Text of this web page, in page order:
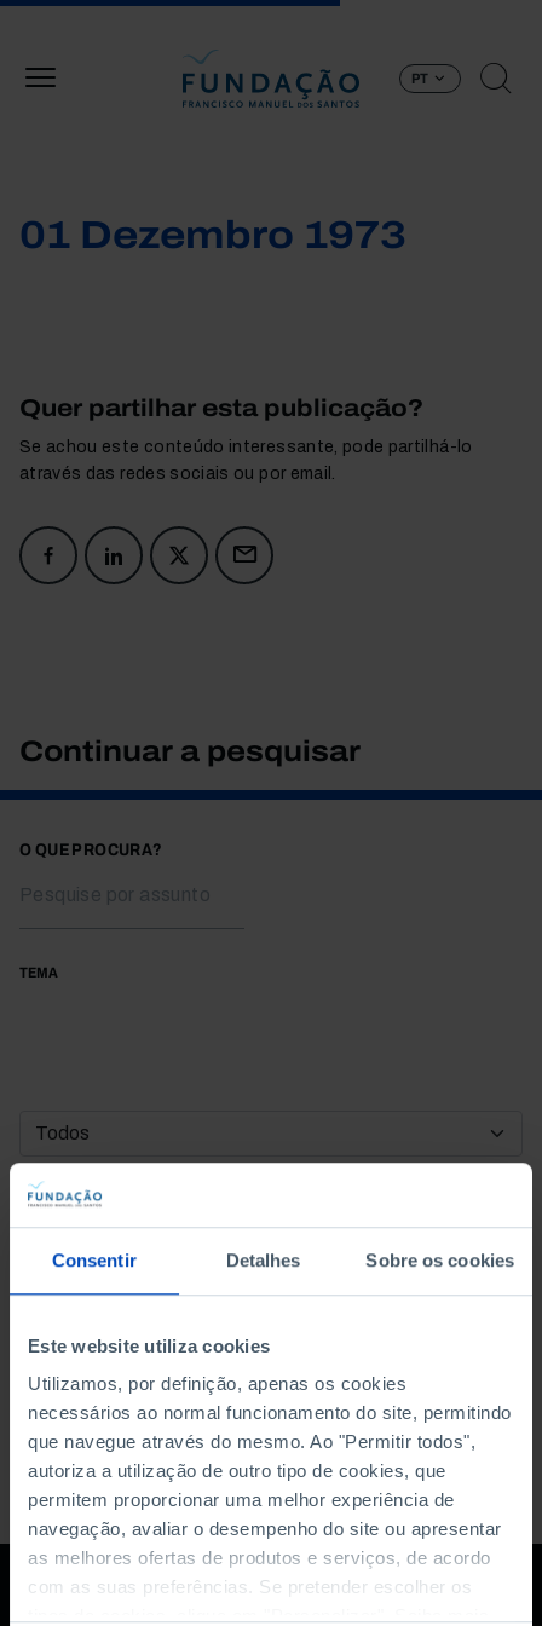
Consentir Detalhes Sobre os cookies
Este website utiliza cookies
Utilizamos, por definição, apenas os cookies
necessários ao normal funcionamento do site, permitindo
que navegue através do mesmo. Ao "Permitir todos",
autoriza a utilização de outro tipo de cookies, que
permitem proporcionar uma melhor experiência de
navegação, avaliar o desempenho do site ou apresentar
as melhores ofertas de produtos e serviços, de acordo
com as suas preferências. Se pretender escolher os
PT
01 Dezembro 1973
Quer partilhar esta publicação?
Se achou este conteúdo interessante, pode partilhá-lo
através das redes sociais ou por email.
Continuar a pesquisar
O QUE PROCURA?
TEMA
DATA DE INÍCIO
DATA DE FIM